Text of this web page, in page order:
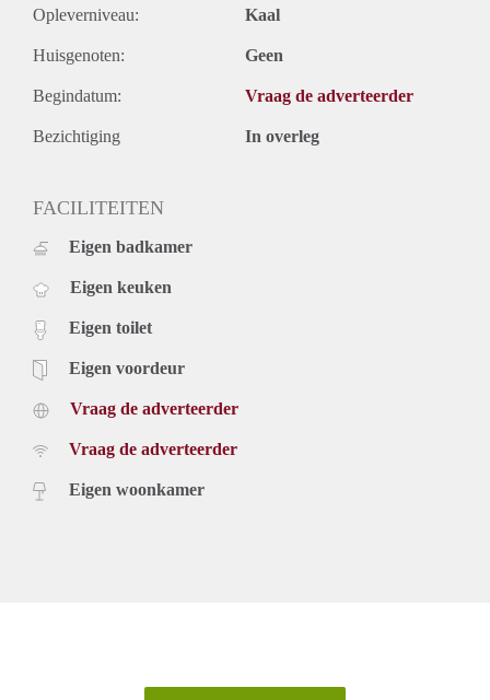
Opleverniveau: Kaal
Huisgenoten: Geen
Begindatum: Vraag de adverteerder
Bezichtiging In overleg
FACILITEITEN
Eigen badkamer
Eigen keuken
Eigen toilet
Eigen voordeur
Vraag de adverteerder
Vraag de adverteerder
Eigen woonkamer